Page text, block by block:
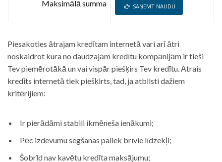
Maksimālā summa SAŅEMT NAUDU
Piesakoties ātrajam kredītam internetā vari arī ātri
noskaidrot kura no daudzajām kredītu kompānijām ir tieši
Tev piemērotākā un vai vispār piešķirs Tev kredītu. Ātrais
kredīts internetā tiek piešķirts, tad, ja atbilsti dažiem
kritērijiem:
Ir pierādāmi stabili ikmēneša ienākumi;
Pēc izdevumu segšanas paliek brīvie līdzekļi;
Šobrīd nav kavētu kredīta maksājumu;